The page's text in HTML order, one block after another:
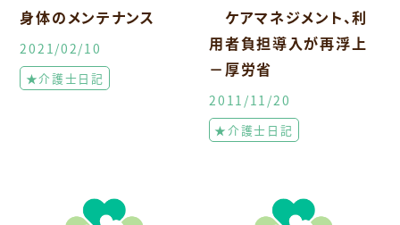
身体のメンテナンス
2021/02/10
★介護士日記
ケアマネジメント、利
用者負担導入が再浮上
－厚労省
2011/11/20
★介護士日記